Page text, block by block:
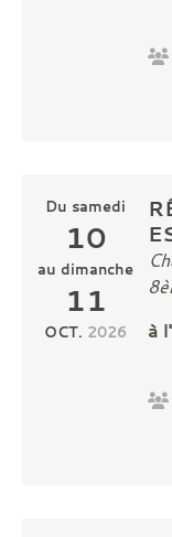
Du samedi
10
au dimanche
11
OCT. 2026
à